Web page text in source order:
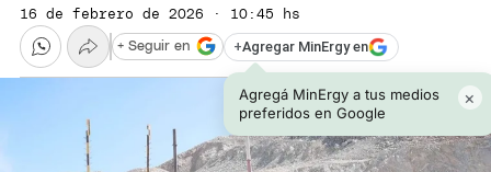
16 de febrero de 2026 · 10:45 hs
+Agregar MinErgy en
Agregá MinErgy a tus medios
preferidos en Google
×
+ Seguir en